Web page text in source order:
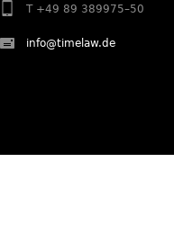
T +49 89 389975–50
info@timelaw.de